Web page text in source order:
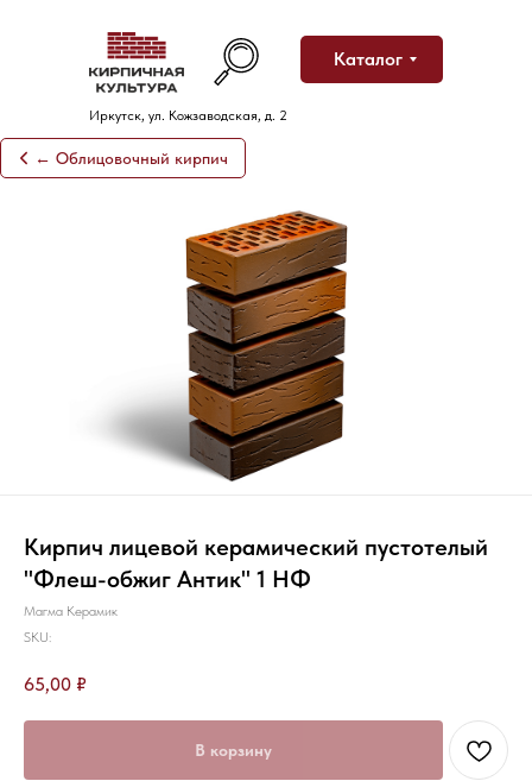
Каталог
Иркутск, ул. Кожзаводская, д. 2
← Облицовочный кирпич
Кирпич лицевой керамический пустотелый
"Флеш-обжиг Антик" 1 НФ
Магма Керамик
SKU:
65,00 ₽
В корзину